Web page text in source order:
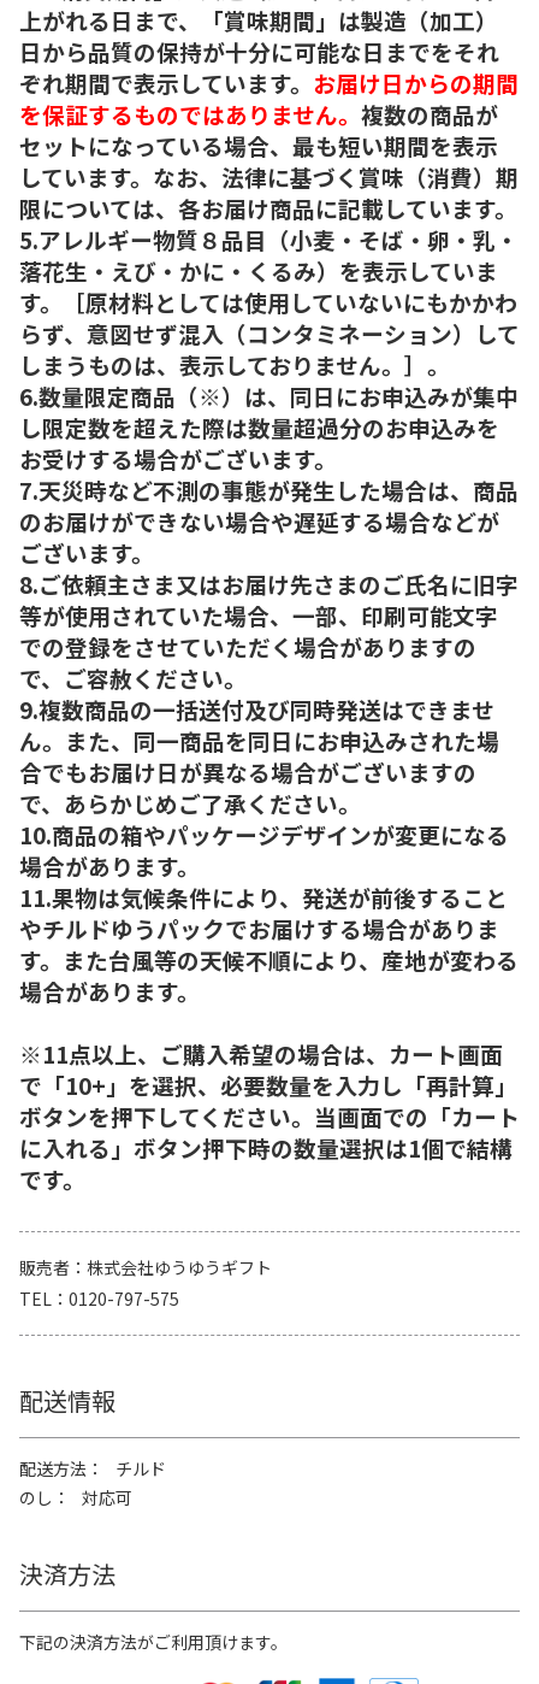
上がれる日まで、「賞味期間」は製造（加工）
日から品質の保持が十分に可能な日までをそれ
ぞれ期間で表示しています。 お届け日からの期間
を保証するものではありません。 複数の商品が
セットになっている場合、最も短い期間を表示
しています。なお、法律に基づく賞味（消費）期
限については、各お届け商品に記載しています。
5.アレルギー物質８品目（小麦・そば・卵・乳・
落花生・えび・かに・くるみ）を表示していま
す。［原材料としては使用していないにもかかわ
らず、意図せず混入（コンタミネーション）して
しまうものは、表示しておりません。］。
6.数量限定商品（※）は、同日にお申込みが集中
し限定数を超えた際は数量超過分のお申込みを
お受けする場合がございます。
7.天災時など不測の事態が発生した場合は、商品
のお届けができない場合や遅延する場合などが
ございます。
8.ご依頼主さま又はお届け先さまのご氏名に旧字
等が使用されていた場合、一部、印刷可能文字
での登録をさせていただく場合がありますの
で、ご容赦ください。
9.複数商品の一括送付及び同時発送はできませ
ん。また、同一商品を同日にお申込みされた場
合でもお届け日が異なる場合がございますの
で、あらかじめご了承ください。
10.商品の箱やパッケージデザインが変更になる
場合があります。
11.果物は気候条件により、発送が前後すること
やチルドゆうパックでお届けする場合がありま
す。また台風等の天候不順により、産地が変わる
場合があります。
※11点以上、ご購入希望の場合は、カート画面
で「10+」を選択、必要数量を入力し「再計算」
ボタンを押下してください。当画面での「カート
に入れる」ボタン押下時の数量選択は1個で結構
です。
販売者
株式会社ゆうゆうギフト
TEL
0120-797-575
配送情報
配送方法
チルド
のし
対応可
決済方法
下記の決済方法がご利用頂けます。